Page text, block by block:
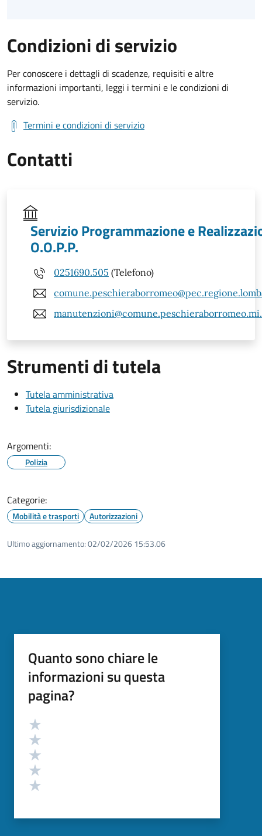
Condizioni di servizio
Per conoscere i dettagli di scadenze, requisiti e altre
informazioni importanti, leggi i termini e le condizioni di
servizio.
Termini e condizioni di servizio
Contatti
Servizio Programmazione e
O.O.P.P.
0251690.505 (Telefono)
Strumenti di tutela
Tutela amministrativa
Tutela giurisdizionale
Argomenti:
Polizia
Categorie:
Mobilità e trasporti Autorizzazioni
Ultimo aggiornamento:02/02/2026 15:53.06
Quanto sono chiare le
informazioni su questa
pagina?
Valutazione